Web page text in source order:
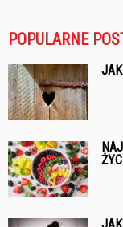
POPULARNE